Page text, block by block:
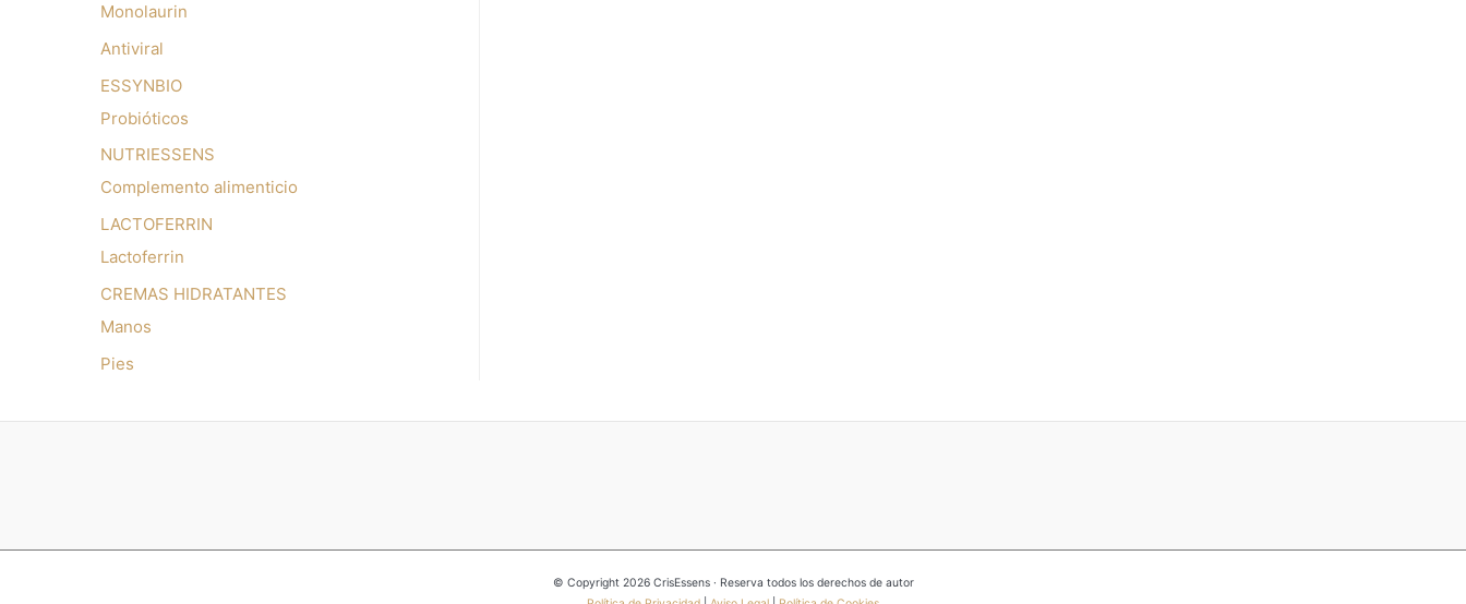
Monolaurin
Antiviral
ESSYNBIO
Probióticos
NUTRIESSENS
Complemento alimenticio
LACTOFERRIN
Lactoferrin
CREMAS HIDRATANTES
Manos
Pies
© Copyright 2026 CrisEssens · Reserva todos los derechos de autor